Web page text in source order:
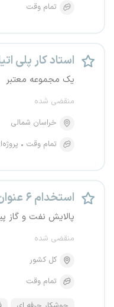
تمام وقت
استاد کار پلی
یک مجموعه معتبر
منقضی شده
خراسان شمالی
تمام وقت
استخدام ۶ عنوان شغلی
پالایش نفت و گاز
منقضی شده
کل کشور
تمام وقت